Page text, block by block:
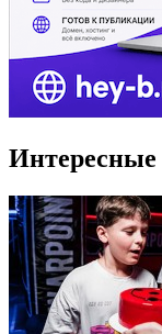
Интересные